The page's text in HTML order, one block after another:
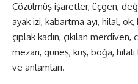
Çözülmüş işaretler, üçgen,
ayak izi, kabartma ayı, hilal, ok,
çıplak kadın, çıkılan
mezarı, güneş, kuş, boğa,
ve anlamları.